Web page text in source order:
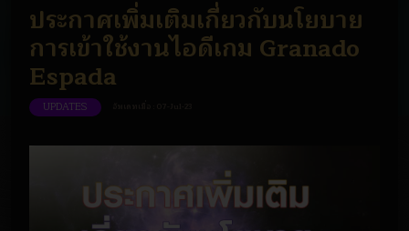
ประกาศเพิ่มเติมเกี่ยวกับนโยบาย
การเข้าใช้งานไอดีเกม Granado
Espada
UPDATES